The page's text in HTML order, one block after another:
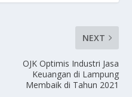
NEXT
OJK Optimis Industri Jasa
Keuangan di Lampung
Membaik di Tahun 2021